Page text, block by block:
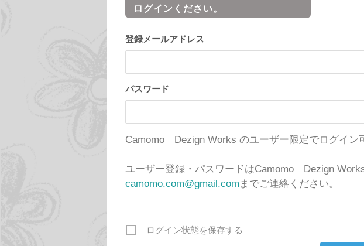
ログインください。
登録メールアドレス
パスワード
Camomo Dezign Works のユーザー限定でログイン
ユーザー登録・パスワードはCamomo Dezign
camomo.com@gmail.com までご連絡ください。
ログイン状態を保存する